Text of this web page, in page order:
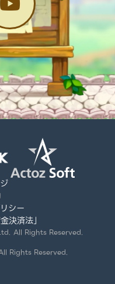
シー
決済法」
All Rights Reserved.
Rights Reserved.